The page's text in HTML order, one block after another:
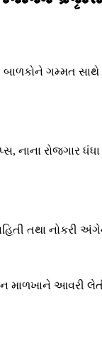
ગમ્મત સાથે
નાના રોજગાર
તથા નોકરી
માળખાને આવરી